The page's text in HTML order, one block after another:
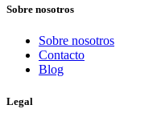
Sobre nosotros
Sobre nosotros
Contacto
Blog
Legal